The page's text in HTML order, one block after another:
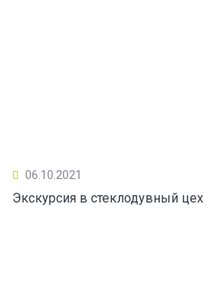
06.10.2021
Экскурсия в стеклодувный цех